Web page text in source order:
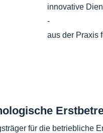
innovative
-
aus der Praxis
für die betriebliche